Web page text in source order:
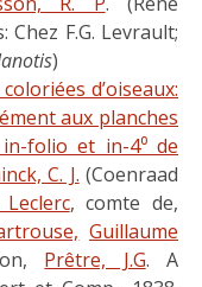
Chez F.G. Levrault;
)
d’oiseaux:
aux planches
folio et in-4⁰ de
C. J. (Coenraad
, comte de,
Guillaume
Prêtre, J.G. A